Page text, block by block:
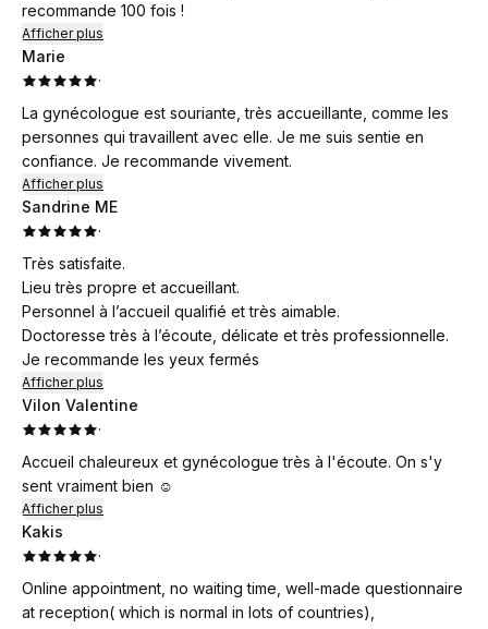
recommande 100 fois !
Afficher plus
Marie
·
La gynécologue est souriante, très accueillante, comme les
personnes qui travaillent avec elle. Je me suis sentie en
confiance. Je recommande vivement.
Afficher plus
Sandrine ME
·
Très satisfaite.
Lieu très propre et accueillant.
Personnel à l’accueil qualifié et très aimable.
Doctoresse très à l’écoute, délicate et très professionnelle.
Je recommande les yeux fermés
Afficher plus
Vilon Valentine
·
Accueil chaleureux et gynécologue très à l'écoute. On s'y
sent vraiment bien ☺️
Afficher plus
Kakis
·
Online appointment, no waiting time, well-made questionnaire
at reception( which is normal in lots of countries),